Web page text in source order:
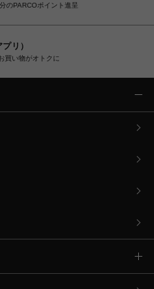
のPARCOポイント進呈
リ）
買い物がオトクに